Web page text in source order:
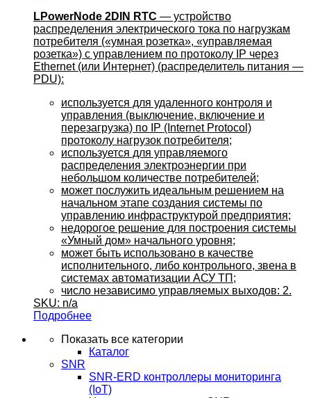
LPowerNode 2DIN RTC — устройство
распределения электрического тока по нагрузкам
потребителя («умная розетка», «управляемая
розетка») с управлением по протоколу IP через
Ethernet (или Интернет) (распределитель питания —
PDU):
используется для удаленного контроля и
управления (выключение, включение и
перезагрузка) по IP (Internet Protocol)
протоколу нагрузок потребителя;
используется для управляемого
распределения электроэнергии при
небольшом количестве потребителей;
может послужить идеальным решением на
начальном этапе создания системы по
управлению инфраструктурой предприятия;
недорогое решение для построения системы
«Умный дом» начального уровня;
может быть использовано в качестве
исполнительного, либо контрольного, звена в
системах автоматизации АСУ ТП;
число независимо управляемых выходов: 2.
SKU: n/a
Подробнее
Показать все категории
Каталог
SNR
SNR-ERD контроллеры мониторинга
(IoT)